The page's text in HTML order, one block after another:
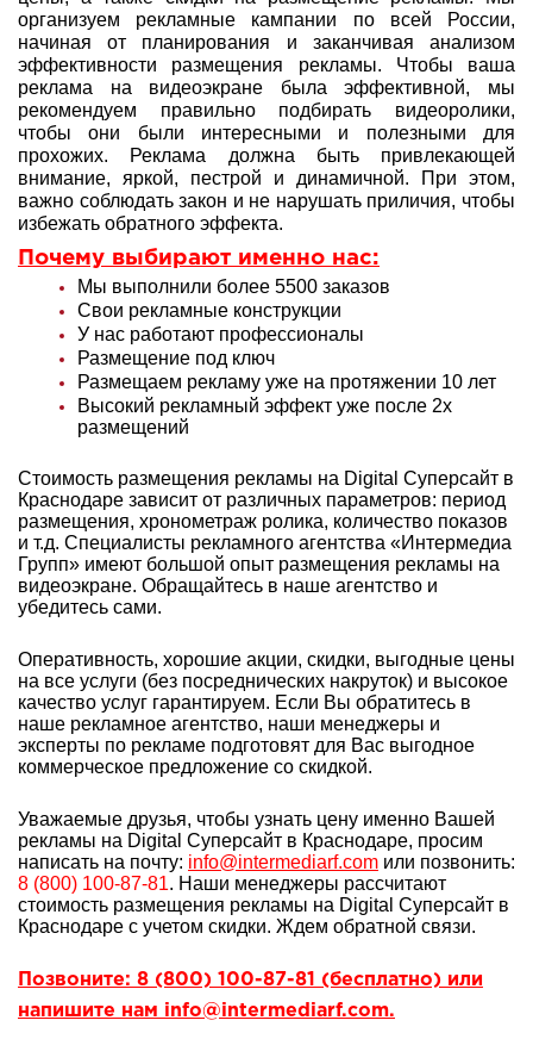
организуем рекламные кампании по всей России,
начиная от планирования и заканчивая анализом
эффективности размещения рекламы. Чтобы ваша
реклама на видеоэкране была эффективной, мы
рекомендуем правильно подбирать видеоролики,
чтобы они были интересными и полезными для
прохожих. Реклама должна быть привлекающей
внимание, яркой, пестрой и динамичной. При этом,
важно соблюдать закон и не нарушать приличия, чтобы
избежать обратного эффекта.
Почему выбирают именно нас:
Мы выполнили более 5500 заказов
Свои рекламные конструкции
У нас работают профессионалы
Размещение под ключ
Размещаем рекламу уже на протяжении 10 лет
Высокий рекламный эффект уже после 2х
размещений
Стоимость размещения рекламы на Digital Суперсайт в
Краснодаре зависит от различных параметров: период
размещения, хронометраж ролика, количество показов
и т.д. Специалисты рекламного агентства «Интермедиа
Групп» имеют большой опыт размещения рекламы на
видеоэкране. Обращайтесь в наше агентство и
убедитесь сами.
Оперативность, хорошие акции, скидки, выгодные цены
на все услуги (без посреднических накруток) и высокое
качество услуг гарантируем. Если Вы обратитесь в
наше рекламное агентство, наши менеджеры и
эксперты по рекламе подготовят для Вас выгодное
коммерческое предложение со скидкой.
Уважаемые друзья, чтобы узнать цену именно Вашей
рекламы на Digital Суперсайт в Краснодаре, просим
написать на почту: info@intermediarf.com или позвонить:
8 (800) 100-87-81. Наши менеджеры рассчитают
стоимость размещения рекламы на Digital Суперсайт в
Краснодаре с учетом скидки. Ждем обратной связи.
Позвоните: 8 (800) 100-87-81 (бесплатно) или
напишите нам info@intermediarf.com.